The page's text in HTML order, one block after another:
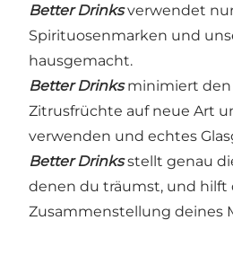
Better Drinksverwendet
Spirituosenmarken und
hausgemacht.
Better Drinksminimiert den
Zitrusfrüchte auf neue Art
verwenden und echtes
Better Drinksstellt genau
denen du träumst, und hilft
Zusammenstellung deines